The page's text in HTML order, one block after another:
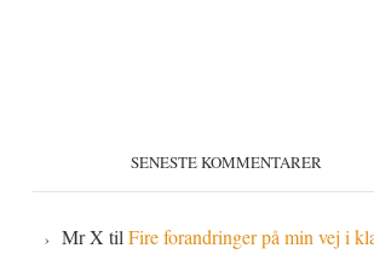
SENESTE KOMMENTARER
Mr X til Fire forandringer på min vej i